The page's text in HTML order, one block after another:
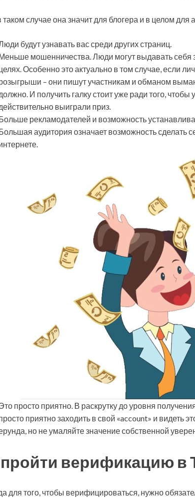
таком случае она значит для блогера и в целом для
будут узнавать вас среди других страниц.
мошенничества. Люди могут выдавать себя
Особенно это актуально в том случае, если
– они пишут участникам и обманом
И получить галку стоит уже ради того, чтобы
выиграли приз.
рекламодателей и возможность
аудитория означает возможность сделать
просто приятно. В раскрутку до уровня
приятно заходить в свой «account» и видеть
но не умаляйте значение собственной
верификацию в
для того, чтобы верифицироваться, нужно